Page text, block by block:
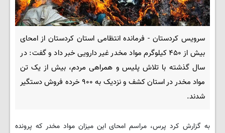
سرویس کردستان - فرمانده انتظامی استان کردستان از امحای
بیش از ۴۵۰ کیلوگرم مواد مخدر غیر دارویی خبر داد و گفت: در
سال گذشته با تلاش پلیس و همراهی مردم، بیش از یک تن
مواد مخدر در استان کشف و نزدیک به ۹۰۰ خرده فروش دستگیر
شدند.
به گزارش کرد پرس، مراسم امحای این میزان مواد مخدر که پرونده